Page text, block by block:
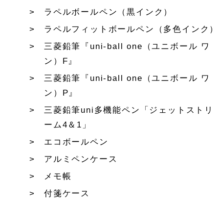
ラペルボールペン（黒インク）
ラペルフィットボールペン（多色インク）
三菱鉛筆『uni-ball one（ユニボール ワ
ン）F』
三菱鉛筆『uni-ball one（ユニボール ワ
ン）P』
三菱鉛筆uni多機能ペン「ジェットストリ
ーム4＆1」
エコボールペン
アルミペンケース
メモ帳
付箋ケース